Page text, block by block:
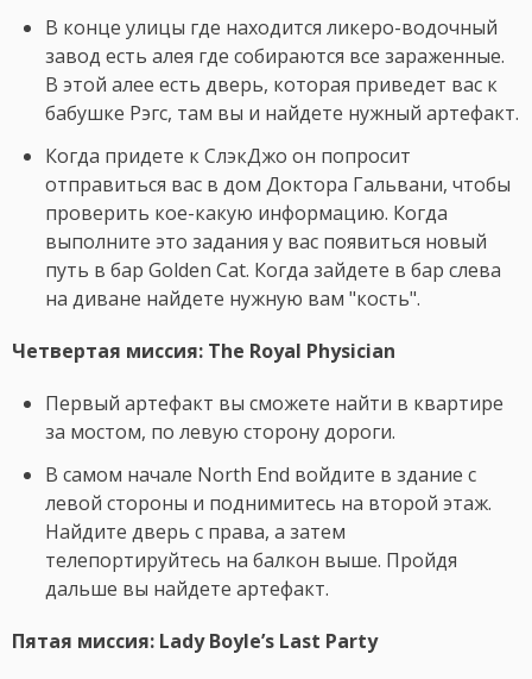
В конце улицы где находится ликеро-водочный
завод есть алея где собираются все зараженные.
В этой алее есть дверь, которая приведет вас к
бабушке Рэгс, там вы и найдете нужный артефакт.
Когда придете к СлэкДжо он попросит
отправиться вас в дом Доктора Гальвани, чтобы
проверить кое-какую информацию. Когда
выполните это задания у вас появиться новый
путь в бар Golden Cat. Когда зайдете в бар слева
на диване найдете нужную вам "кость".
Четвертая миссия: The Royal Physician
Первый артефакт вы сможете найти в квартире
за мостом, по левую сторону дороги.
В самом начале North End войдите в здание с
левой стороны и поднимитесь на второй этаж.
Найдите дверь с права, а затем
телепортируйтесь на балкон выше. Пройдя
дальше вы найдете артефакт.
Пятая миссия: Lady Boyle’s Last Party